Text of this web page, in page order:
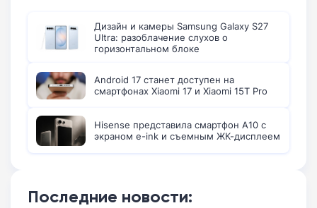
Дизайн и камеры Samsung Galaxy S27
Ultra: разоблачение слухов о
горизонтальном блоке
Android 17 станет доступен на
смартфонах Xiaomi 17 и Xiaomi 15T Pro
Hisense представила смартфон A10 с
экраном e-ink и съемным ЖК-дисплеем
Последние новости: